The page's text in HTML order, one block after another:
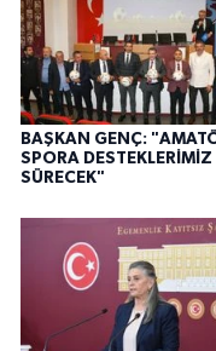
BAŞKAN GENÇ:
SPORA DESTEKLERİMİZ
SÜRECEK"